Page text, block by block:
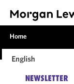
Home
English
NEWSLETTER